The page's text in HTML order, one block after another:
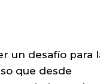
un desafío para
que desde